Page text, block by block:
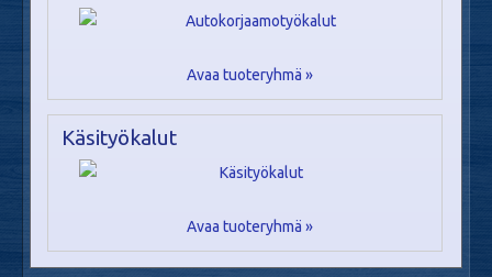
Avaa tuoteryhmä »
Käsityökalut
Avaa tuoteryhmä »